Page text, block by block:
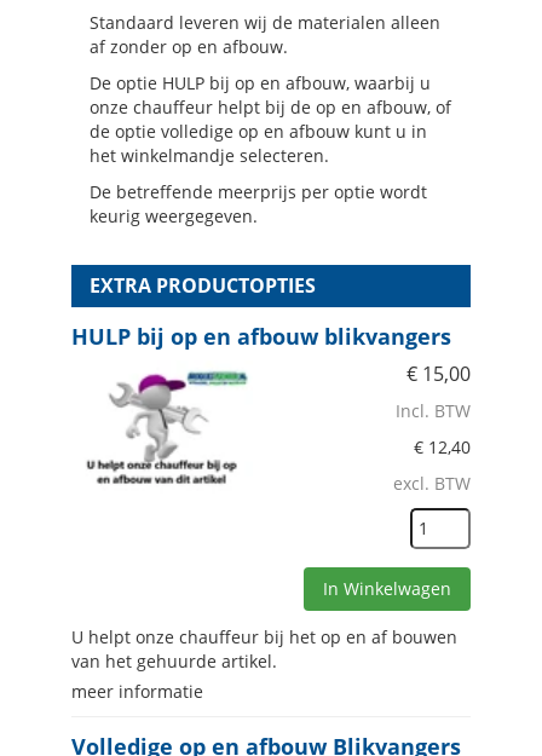
Standaard leveren wij de materialen alleen
af zonder op en afbouw.
De optie HULP bij op en afbouw, waarbij u
onze chauffeur helpt bij de op en afbouw, of
de optie volledige op en afbouw kunt u in
het winkelmandje selecteren.
De betreffende meerprijs per optie wordt
keurig weergegeven.
EXTRA PRODUCTOPTIES
HULP bij op en afbouw blikvangers
€ 15,00
Incl. BTW
€ 12,40
excl. BTW
In Winkelwagen
U helpt onze chauffeur bij het op en af bouwen
van het gehuurde artikel.
meer informatie
Volledige op en afbouw Blikvangers